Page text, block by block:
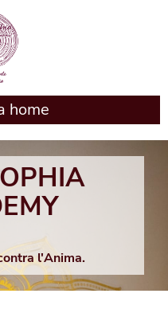
home
l'Anima.